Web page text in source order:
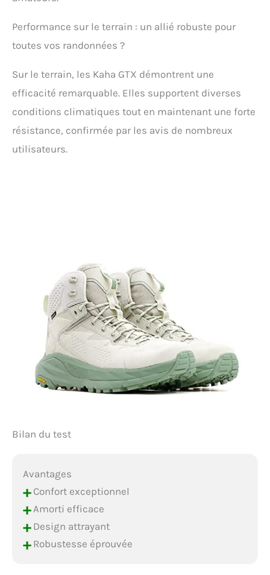
Performance sur le terrain : un allié robuste pour
toutes vos randonnées ?
Sur le terrain, les Kaha GTX démontrent une
efficacité remarquable. Elles supportent diverses
conditions climatiques tout en maintenant une forte
résistance, confirmée par les avis de nombreux
utilisateurs.
Bilan du test
Avantages
+Confort exceptionnel
+Amorti efficace
+Design attrayant
+Robustesse éprouvée